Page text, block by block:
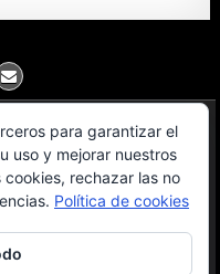
para garantizar el
uso y mejorar nuestros
rechazar las no
Política de cookies